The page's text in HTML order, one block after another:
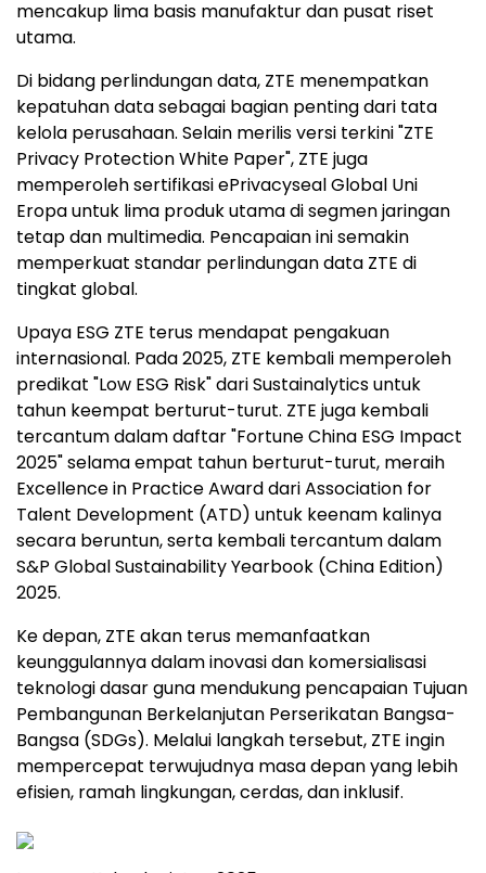
mencakup lima basis manufaktur dan pusat riset
utama.
Di bidang perlindungan data, ZTE menempatkan
kepatuhan data sebagai bagian penting dari tata
kelola perusahaan. Selain merilis versi terkini "ZTE
Privacy Protection White Paper", ZTE juga
memperoleh sertifikasi ePrivacyseal Global Uni
Eropa untuk lima produk utama di segmen jaringan
tetap dan multimedia. Pencapaian ini semakin
memperkuat standar perlindungan data ZTE di
tingkat global.
Upaya ESG ZTE terus mendapat pengakuan
internasional. Pada 2025, ZTE kembali memperoleh
predikat "Low ESG Risk" dari Sustainalytics untuk
tahun keempat berturut-turut. ZTE juga kembali
tercantum dalam daftar "Fortune China ESG Impact
2025" selama empat tahun berturut-turut, meraih
Excellence in Practice Award dari Association for
Talent Development (ATD) untuk keenam kalinya
secara beruntun, serta kembali tercantum dalam
S&P Global Sustainability Yearbook (China Edition)
2025.
Ke depan, ZTE akan terus memanfaatkan
keunggulannya dalam inovasi dan komersialisasi
teknologi dasar guna mendukung pencapaian Tujuan
Pembangunan Berkelanjutan Perserikatan Bangsa-
Bangsa (SDGs). Melalui langkah tersebut, ZTE ingin
mempercepat terwujudnya masa depan yang lebih
efisien, ramah lingkungan, cerdas, dan inklusif.